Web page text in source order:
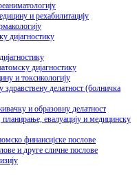
и рехабилитацију
дијагностику
дијагностику
и токсикологију
делатност (болничка
и образовну делатност
планирање, евалуацију и медицинску
финансијске послове
и друге сличне послове